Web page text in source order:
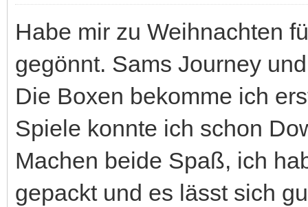
Habe mir zu Weihnachten
gegönnt. Sams Journey
Die Boxen bekomme ich
Spiele konnte ich schon
Machen beide Spaß, ich
gepackt und es lässt sich